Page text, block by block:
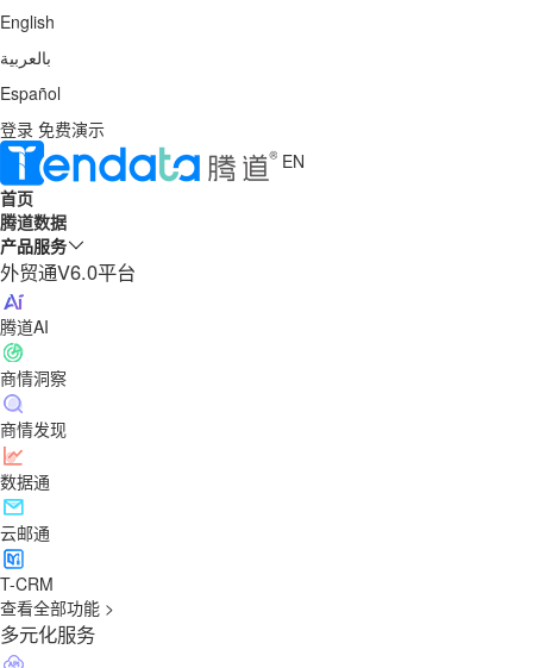
English
بالعربية
Español
登录 免费演示
EN
首页
腾道数据
产品服务
外贸通V6.0平台
腾道AI
商情洞察
商情发现
数据通
云邮通
T-CRM
查看全部功能 >
多元化服务